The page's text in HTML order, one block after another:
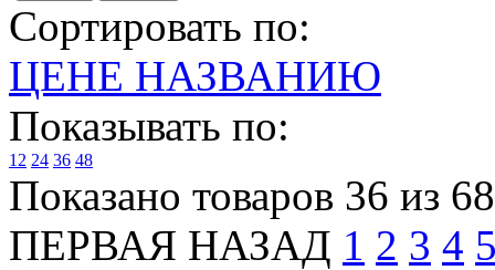
Сортировать по:
ЦЕНЕ НАЗВАНИЮ
Показывать по:
12 24 36 48
Показано товаров 36 из
ПЕРВАЯ НАЗАД 1 2 3 4